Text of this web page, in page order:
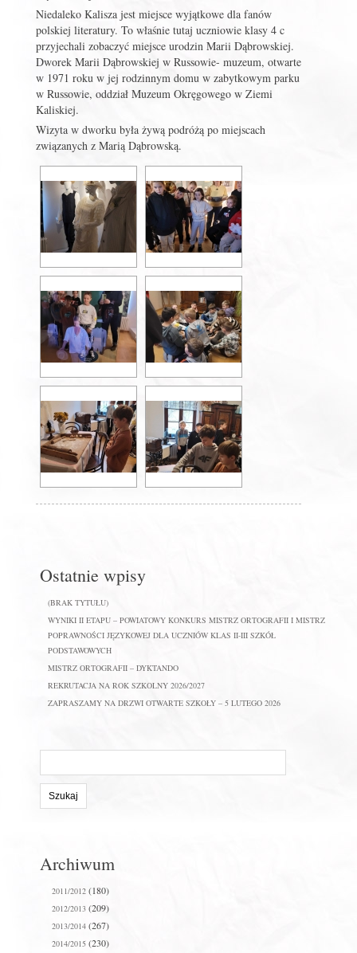
Niedaleko Kalisza jest miejsce wyjątkowe dla fanów
polskiej literatury. To właśnie tutaj uczniowie klasy 4 c
przyjechali zobaczyć miejsce urodzin Marii Dąbrowskiej.
Dworek Marii Dąbrowskiej w Russowie- muzeum, otwarte
w 1971 roku w jej rodzinnym domu w zabytkowym parku
w Russowie, oddział Muzeum Okręgowego w Ziemi
Kaliskiej.
Wizyta w dworku była żywą podróżą po miejscach
związanych z Marią Dąbrowską.
Ostatnie wpisy
(BRAK TYTUŁU)
WYNIKI II ETAPU – POWIATOWY KONKURS MISTRZ ORTOGRAFII I MISTRZ
POPRAWNOŚCI JĘZYKOWEJ DLA UCZNIÓW KLAS II-III SZKÓŁ
PODSTAWOWYCH
MISTRZ ORTOGRAFII – DYKTANDO
REKRUTACJA NA ROK SZKOLNY 2026/2027
ZAPRASZAMY NA DRZWI OTWARTE SZKOŁY – 5 LUTEGO 2026
stronie:
Archiwum
2011/2012(180)
2012/2013(209)
2013/2014(267)
2014/2015(230)